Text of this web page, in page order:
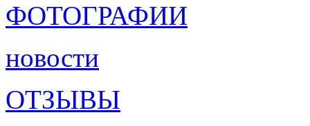
ФОТОГРАФИИ
новости
ОТЗЫВЫ